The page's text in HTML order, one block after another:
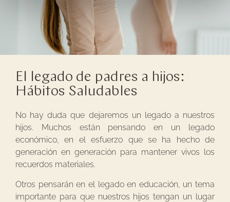
El legado de padres a hijos:
Hábitos Saludables
No hay duda que dejaremos un legado a nuestros
hijos. Muchos están pensando en un legado
económico, en el esfuerzo que se ha hecho de
generación en generación para mantener vivos los
recuerdos materiales.
Otros pensarán en el legado en educación, un tema
importante para que nuestros hijos tengan un lugar